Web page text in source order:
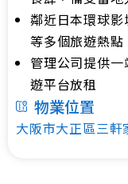
鄰近日本環球
等多個旅遊熱點
管理公司提供
遊平台放租
物業位置
大阪市大正區三